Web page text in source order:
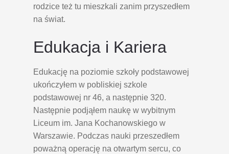
rodzice też tu mieszkali zanim przyszedłem
na świat.
Edukacja i Kariera
Edukację na poziomie szkoły podstawowej
ukończyłem w pobliskiej szkole
podstawowej nr 46, a następnie 320.
Następnie podjąłem naukę w wybitnym
Liceum im. Jana Kochanowskiego w
Warszawie. Podczas nauki przeszedłem
poważną operację na otwartym sercu, co